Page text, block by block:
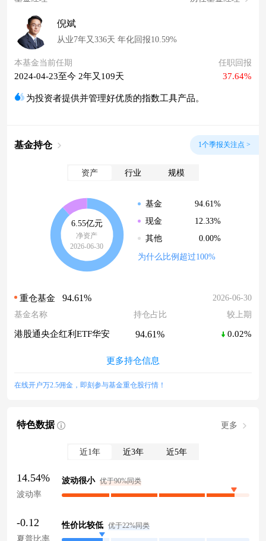
倪斌
从业7年又336天 年化回报10.59%
本基金当前任期
2024-04-23至今 2年又109天
任职回报
37.64%
为投资者提供并管理好优质的指数工具产品。
基金持仓 1个季报关注点 >
资产 行业 规模
6.55亿元
净资产
2026-06-30
基金
94.61%
现金
12.33%
其他
0.00%
为什么比例超过100%
重仓基金 94.61%
2026-06-30
基金名称
持仓占比 较上期
港股通央企红利ETF华安 94.61% 0.02%
更多持仓信息
在线开户万2.5佣金，即刻参与基金重仓股行情！
特色数据 更多
近1年 近3年 近5年
14.54%
波动率
波动很小 优于90%同类
-0.12
夏普比率
性价比较低 优于22%同类